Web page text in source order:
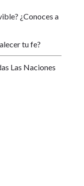
¿Conoces a
tu fe?
Las Naciones